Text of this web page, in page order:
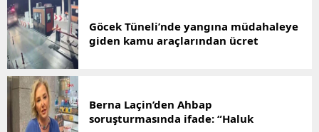
Göcek Tüneli’nde yangına müdahaleye
giden kamu araçlarından ücret
Berna Laçin’den Ahbap
soruşturmasında ifade: “Haluk